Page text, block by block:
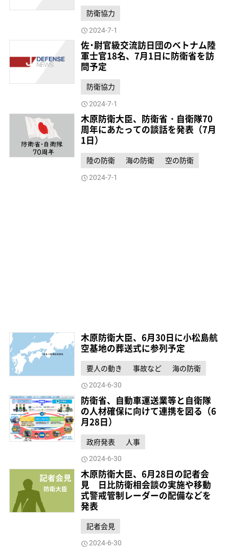
防衛協力
2024-7-1
佐･尉官級交流訪日団のベトナム陸
軍士官18名、7月1日に防衛省を訪
問予定
防衛協力
2024-7-1
木原防衛大臣、防衛省・自衛隊70
周年にあたっての談話を発表（7月
1日）
陸の防衛 海の防衛 空の防衛
2024-7-1
木原防衛大臣、6月30日に小松島航
空基地の葬送式に参列予定
要人の動き 事故など 海の防衛
2024-6-30
防衛省、自動車運送業等と自衛隊
の人材確保に向けて連携を図る（6
月28日）
政府発表 人事
2024-6-30
木原防衛大臣、6月28日の記者会
見 日比防衛相会談の実施や移動
式警戒管制レーダーの配備などを
発表
記者会見
2024-6-30